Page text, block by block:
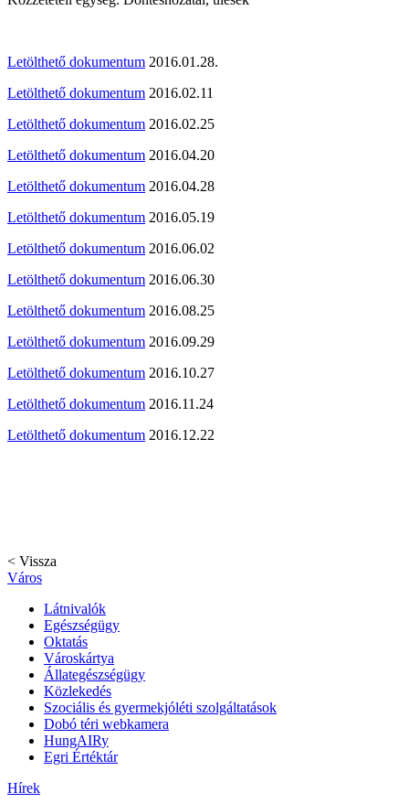
Letölthető dokumentum 2016.01.28.
Letölthető dokumentum 2016.02.11
Letölthető dokumentum 2016.02.25
Letölthető dokumentum 2016.04.20
Letölthető dokumentum 2016.04.28
Letölthető dokumentum 2016.05.19
Letölthető dokumentum 2016.06.02
Letölthető dokumentum 2016.06.30
Letölthető dokumentum 2016.08.25
Letölthető dokumentum 2016.09.29
Letölthető dokumentum 2016.10.27
Letölthető dokumentum 2016.11.24
Letölthető dokumentum 2016.12.22
< Vissza
Város
Látnivalók
Egészségügy
Oktatás
Városkártya
Állategészségügy
Közlekedés
Szociális és gyermekjóléti szolgáltatások
Dobó téri webkamera
HungAIRy
Egri Értéktár
Hírek